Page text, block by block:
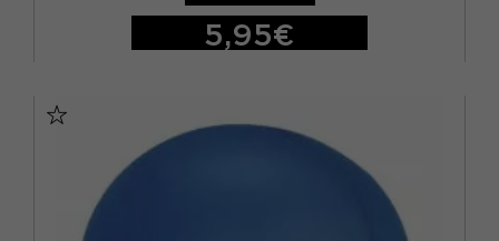
5,95€